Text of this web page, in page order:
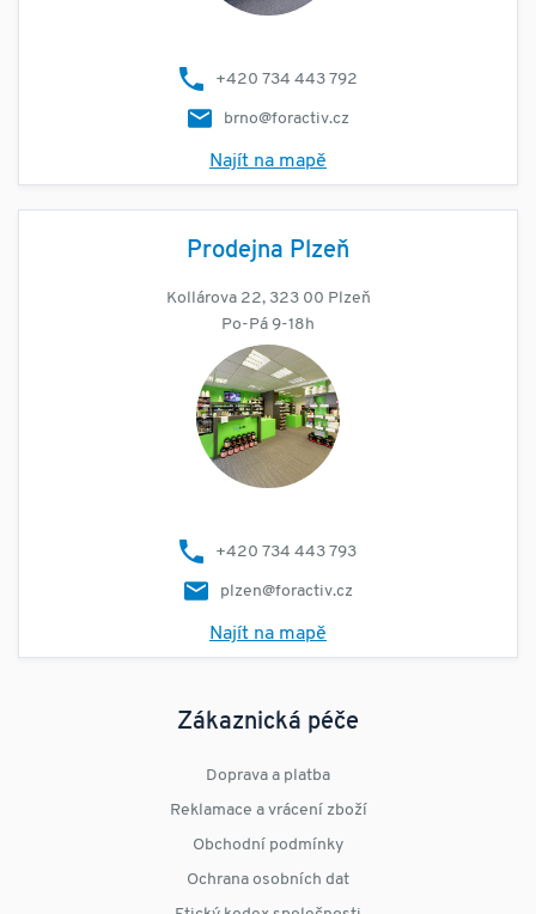
+420 734 443 792
brno@foractiv.cz
Najít na mapě
Prodejna Plzeň
Kollárova 22, 323 00 Plzeň
Po-Pá 9-18h
+420 734 443 793
plzen@foractiv.cz
Najít na mapě
Zákaznická péče
Doprava a platba
Reklamace a vrácení zboží
Obchodní podmínky
Ochrana osobních dat